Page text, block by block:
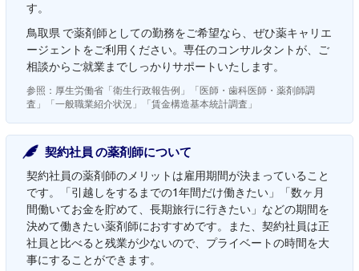
す。
鳥取県 で薬剤師としての勤務をご希望なら、ぜひ薬キャリエ
ージェントをご利用ください。専任のコンサルタントが、ご
相談からご就業までしっかりサポートいたします。
参照：厚生労働省「衛生行政報告例」「医師・歯科医師・薬剤師調
査」「一般職業紹介状況」「賃金構造基本統計調査」
契約社員 の薬剤師について
契約社員の薬剤師のメリットは雇用期間が決まっていること
です。「引越しをするまでの1年間だけ働きたい」「数ヶ月
間働いてお金を貯めて、長期旅行に行きたい」などの期間を
決めて働きたい薬剤師におすすめです。また、契約社員は正
社員と比べると残業が少ないので、プライベートの時間を大
事にすることができます。